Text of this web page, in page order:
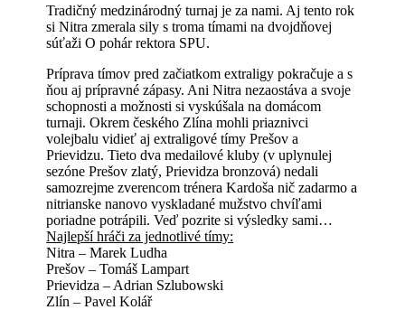
Tradičný medzinárodný turnaj je za nami. Aj tento rok
si Nitra zmerala sily s troma tímami na dvojdňovej
súťaži O pohár rektora SPU.
Príprava tímov pred začiatkom extraligy pokračuje a s
ňou aj prípravné zápasy. Ani Nitra nezaostáva a svoje
schopnosti a možnosti si vyskúšala na domácom
turnaji. Okrem českého Zlína mohli priaznivci
volejbalu vidieť aj extraligové tímy Prešov a
Prievidzu. Tieto dva medailové kluby (v uplynulej
sezóne Prešov zlatý, Prievidza bronzová) nedali
samozrejme zverencom trénera Kardoša nič zadarmo a
nitrianske nanovo vyskladané mužstvo chvíľami
poriadne potrápili. Veď pozrite si výsledky sami…
Najlepší hráči za jednotlivé tímy:
Nitra – Marek Ludha
Prešov – Tomáš Lampart
Prievidza – Adrian Szlubowski
Zlín – Pavel Kolář